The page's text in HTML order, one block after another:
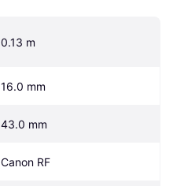
0.13 m
16.0 mm
43.0 mm
Canon RF